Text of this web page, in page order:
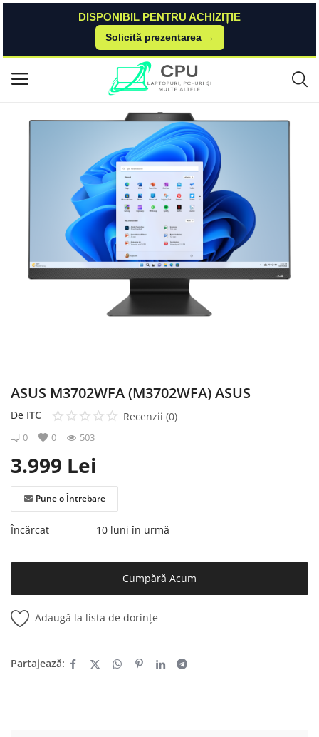
DISPONIBIL PENTRU ACHIZIȚIE
Solicită prezentarea →
Meniu principal
Listă de dorințe
ASUS M3702WFA (M3702WFA) ASUS
ASUS M3702WFA (M3702WFA) ASUS
De ITC Recenzii (0)
0 0 503
3.999 Lei
Pune o Întrebare
Încărcat 10 luni în urmă
Cumpără Acum
Adaugă la lista de dorințe
Partajează: